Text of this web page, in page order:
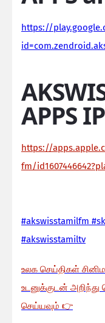
https://
APPS
https://
fm/
#akswisstamilfm
#akswisstamiltv
உலக செய்திகள்
உடனுக்குடன்
செய்யவும் 👉